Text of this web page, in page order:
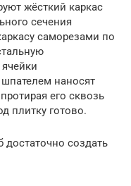
жёсткий каркас
сечения
саморезами по
наносят
его сквозь
плитку готово.
достаточно создать